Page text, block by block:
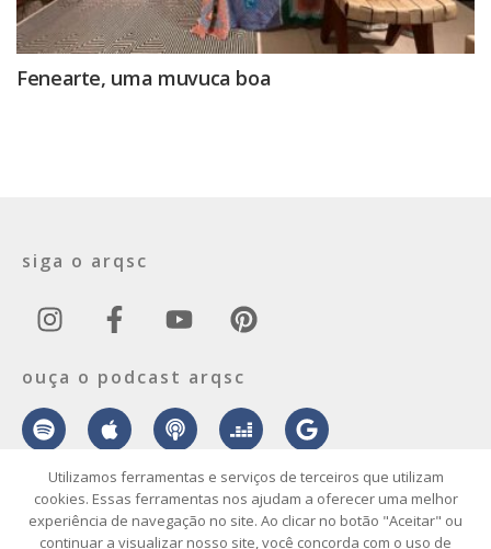
Fenearte, uma muvuca boa
siga o arqsc
ouça o podcast arqsc
sobre contato envie seu projeto publicidade vídeo podcast
Utilizamos ferramentas e serviços de terceiros que utilizam
cookies. Essas ferramentas nos ajudam a oferecer uma melhor
experiência de navegação no site. Ao clicar no botão "Aceitar" ou
continuar a visualizar nosso site, você concorda com o uso de